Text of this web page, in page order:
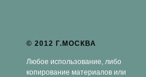
© 2012 Г.МОСКВА
Любое использование, либо
копирование материалов или